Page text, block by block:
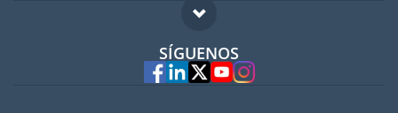
Trabajos en el extranjero
FAQ
Expertos
SÍGUENOS